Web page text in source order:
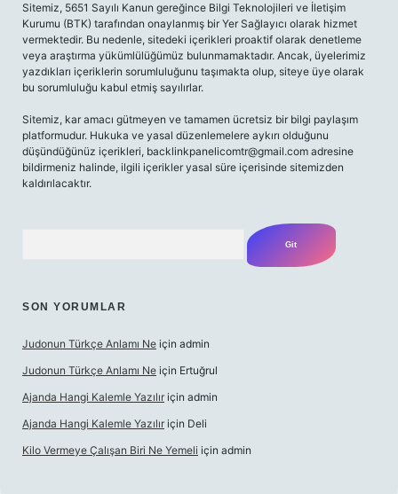
Sitemiz, 5651 Sayılı Kanun gereğince Bilgi Teknolojileri ve İletişim
Kurumu (BTK) tarafından onaylanmış bir Yer Sağlayıcı olarak hizmet
vermektedir. Bu nedenle, sitedeki içerikleri proaktif olarak denetleme
veya araştırma yükümlülüğümüz bulunmamaktadır. Ancak, üyelerimiz
yazdıkları içeriklerin sorumluluğunu taşımakta olup, siteye üye olarak
bu sorumluluğu kabul etmiş sayılırlar.
Sitemiz, kar amacı gütmeyen ve tamamen ücretsiz bir bilgi paylaşım
platformudur. Hukuka ve yasal düzenlemelere aykırı olduğunu
düşündüğünüz içerikleri, backlinkpanelicomtr@gmail.com adresine
bildirmeniz halinde, ilgili içerikler yasal süre içerisinde sitemizden
kaldırılacaktır.
SON YORUMLAR
Judonun Türkçe Anlamı Ne için admin
Judonun Türkçe Anlamı Ne için Ertuğrul
Ajanda Hangi Kalemle Yazılır için admin
Ajanda Hangi Kalemle Yazılır için Deli
Kilo Vermeye Çalışan Biri Ne Yemeli için admin